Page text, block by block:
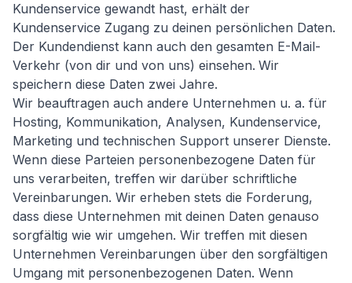
Kundenservice gewandt hast, erhält der
Kundenservice Zugang zu deinen persönlichen Daten.
Der Kundendienst kann auch den gesamten E-Mail-
Verkehr (von dir und von uns) einsehen. Wir
speichern diese Daten zwei Jahre.
Wir beauftragen auch andere Unternehmen u. a. für
Hosting, Kommunikation, Analysen, Kundenservice,
Marketing und technischen Support unserer Dienste.
Wenn diese Parteien personenbezogene Daten für
uns verarbeiten, treffen wir darüber schriftliche
Vereinbarungen. Wir erheben stets die Forderung,
dass diese Unternehmen mit deinen Daten genauso
sorgfältig wie wir umgehen. Wir treffen mit diesen
Unternehmen Vereinbarungen über den sorgfältigen
Umgang mit personenbezogenen Daten. Wenn